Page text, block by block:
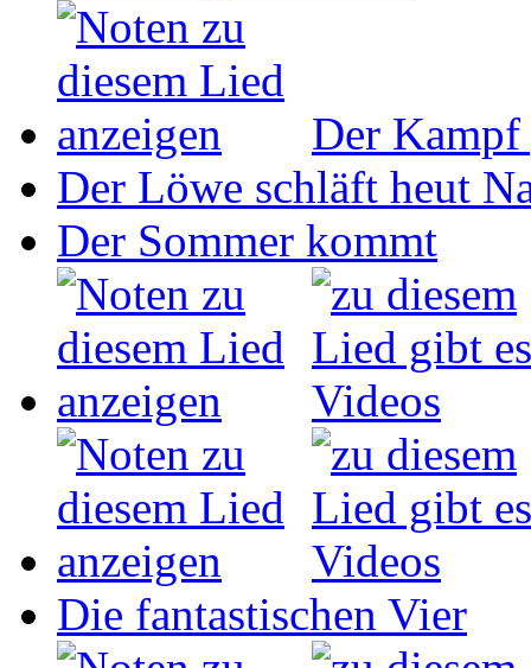
Der
Der Löwe schläft heut
Der Sommer kommt
Die fantastischen Vier